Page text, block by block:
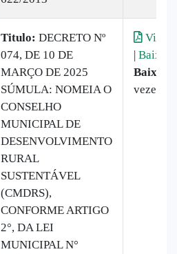
Titulo: DECRETO Nº
074, DE 10 DE
MARÇO DE 2025
SÚMULA: NOMEIA O
CONSELHO
MUNICIPAL DE
DESENVOLVIMENTO
RURAL
SUSTENTÁVEL
(CMDRS),
CONFORME ARTIGO
2°, DA LEI
MUNICIPAL N°
| Baixar
vezes